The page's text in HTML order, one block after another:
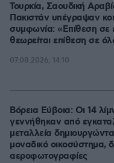
Τουρκία, Σαουδική
Πακιστάν υπέγραψαν
συμφωνία: «Επίθεση σε
θεωρείται επίθεση σε
07.08.2026, 14:10
Βόρεια Εύβοια: Οι 14
γεννήθηκαν από
μεταλλεία
μοναδικό οικοσύστημα,
αεροφωτογραφίες